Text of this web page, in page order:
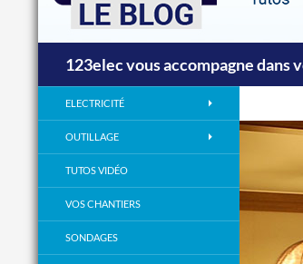
123elec vous accompagne dans
ELECTRICITÉ
OUTILLAGE
TUTOS VIDÉO
VOS CHANTIERS
SONDAGES